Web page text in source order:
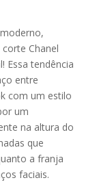
Chanel
Essa tendência
entre
com um estilo
um
na altura do
que
a franja
faciais.